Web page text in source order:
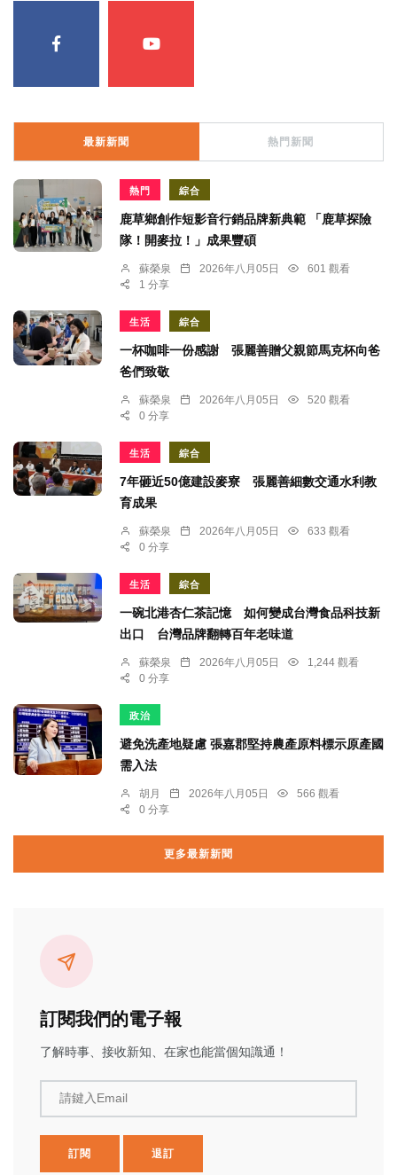
最新新聞 熱門新聞
熱門 綜合
鹿草鄉創作短影音行銷品牌新典範 「鹿草探險
隊！開麥拉！」成果豐碩
蘇榮泉 2026年八月05日
601 觀看
1 分享
生活 綜合
一杯咖啡一份感謝 張麗善贈父親節馬克杯向爸
爸們致敬
蘇榮泉 2026年八月05日
520 觀看
0 分享
生活 綜合
7年砸近50億建設麥寮 張麗善細數交通水利教
育成果
蘇榮泉 2026年八月05日
633 觀看
0 分享
生活 綜合
一碗北港杏仁茶記憶 如何變成台灣食品科技新
出口 台灣品牌翻轉百年老味道
蘇榮泉 2026年八月05日
1,244 觀看
0 分享
政治
避免洗產地疑慮 張嘉郡堅持農產原料標示原產國
需入法
胡月 2026年八月05日
566 觀看
0 分享
更多最新新聞
訂閱我們的電子報
了解時事、接收新知、在家也能當個知識通！
請鍵入Email
訂閱 退訂